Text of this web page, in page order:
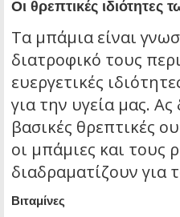
Οι θρεπτικές ιδιότητες
Τα μπάμια είναι
διατροφικό τους
ευεργετικές
για την υγεία μας.
βασικές θρεπτικές
οι μπάμιες και τους
διαδραματίζουν για
Βιταμίνες